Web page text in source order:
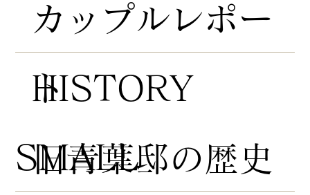
HISTORY
​旧青葉邸の歴史
​カップルレポー
ト
​SMALL